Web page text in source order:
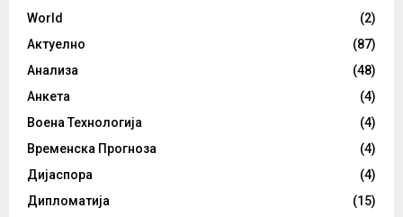
World
(2)
Актуелно
(87)
Анализа
(48)
Анкета
(4)
Воена Технологија
(4)
Временска Прогноза
(4)
Дијаспора
(4)
Дипломатија
(15)